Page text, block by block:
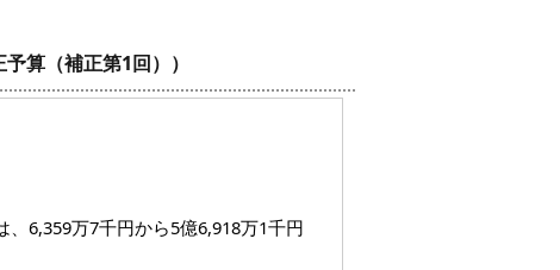
算（補正第1回））
6,359万7千円から5億6,918万1千円